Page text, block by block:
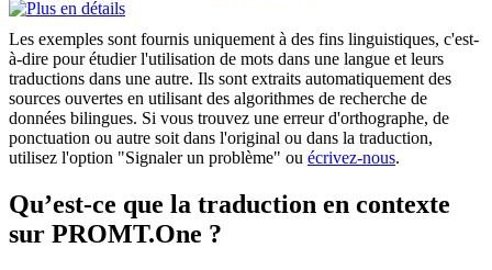
Les exemples sont fournis uniquement à des fins linguistiques, c'est-
à-dire pour étudier l'utilisation de mots dans une langue et leurs
traductions dans une autre. Ils sont extraits automatiquement des
sources ouvertes en utilisant des algorithmes de recherche de
données bilingues. Si vous trouvez une erreur d'orthographe, de
ponctuation ou autre soit dans l'original ou dans la traduction,
utilisez l'option "Signaler un problème" ou écrivez-nous.
Qu’est-ce que la traduction en contexte
sur PROMT.One ?